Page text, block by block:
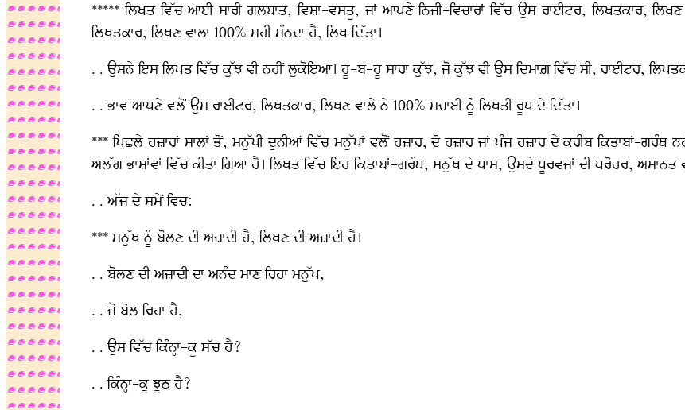
***** ਲਿਖਤ ਵਿੱਚ ਆਈ ਸਾਰੀ ਗਲਬਾਤ, ਵਿਸ਼ਾ-ਵਸਤੂ, ਜਾਂ ਆਪਣੇ ਨਿਜੀ-ਵਿਚਾਰਾਂ ਵਿੱਚ ਉਸ ਰਾਈਟਰ, ਲਿਖਤਕਾਰ,
ਲਿਖਤਕਾਰ, ਲਿਖਣ ਵਾਲਾ 100% ਸਹੀ ਮੰਨਦਾ ਹੈ, ਲਿਖ ਦਿੱਤਾ।
. . ਉਸਨੇ ਇਸ ਲਿਖਤ ਵਿੱਚ ਕੁੱਝ ਵੀ ਨਹੀਂ ਲੁਕੋਇਆ। ਹੂ-ਬ-ਹੂ ਸਾਰਾ ਕੁੱਝ, ਜੋ ਕੁੱਝ ਵੀ ਉਸ ਦਿਮਾਗ਼ ਵਿੱਚ ਸੀ, ਰਾਈਟਰ,
. . ਭਾਵ ਆਪਣੇ ਵਲੋਂ ਉਸ ਰਾਈਟਰ, ਲਿਖਤਕਾਰ, ਲਿਖਣ ਵਾਲੇ ਨੇ 100% ਸਚਾਈ ਨੂੰ ਲਿਖਤੀ ਰੂਪ ਦੇ ਦਿੱਤਾ।
*** ਪਿਛਲੇ ਹਜ਼ਾਰਾਂ ਸਾਲਾਂ ਤੋਂ, ਮਨੁੱਖੀ ਦੁਨੀਆਂ ਵਿੱਚ ਮਨੁੱਖਾਂ ਵਲੋਂ ਹਜ਼ਾਰ, ਦੋ ਹਜ਼ਾਰ ਜਾਂ ਪੰਜ ਹਜ਼ਾਰ ਦੇ ਕਰੀਬ ਕਿਤਾਬਾਂ-
ਅਲੱਗ ਭਾਸ਼ਾਂਵਾਂ ਵਿੱਚ ਕੀਤਾ ਗਿਆ ਹੈ। ਲਿਖਤ ਵਿੱਚ ਇਹ ਕਿਤਾਬਾਂ-ਗਰੰਥ, ਮਨੁੱਖ ਦੇ ਪਾਸ, ਉਸਦੇ ਪੂਰਵਜਾਂ ਦੀ ਧਰੋਹਰ,
. . ਅੱਜ ਦੇ ਸਮੇਂ ਵਿਚ:
*** ਮਨੁੱਖ ਨੂੰ ਬੋਲਣ ਦੀ ਅਜ਼ਾਦੀ ਹੈ, ਲਿਖਣ ਦੀ ਅਜ਼ਾਦੀ ਹੈ।
. . ਬੋਲਣ ਦੀ ਅਜ਼ਾਦੀ ਦਾ ਅਨੰਦ ਮਾਣ ਰਿਹਾ ਮਨੁੱਖ,
. . ਜੋ ਬੋਲ ਰਿਹਾ ਹੈ,
. . ਉਸ ਵਿੱਚ ਕਿੰਨ੍ਹਾ-ਕੂ ਸੱਚ ਹੈ?
. . ਕਿੰਨ੍ਹਾ-ਕੂ ਝੂਠ ਹੈ?